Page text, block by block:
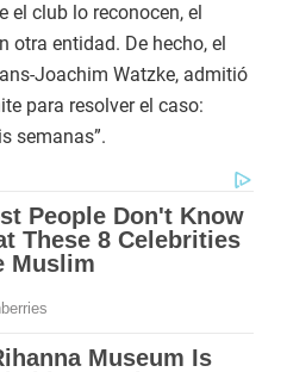
el club lo reconocen, el
entidad. De hecho, el
Joachim Watzke, admitió
para resolver el caso:
semanas”.